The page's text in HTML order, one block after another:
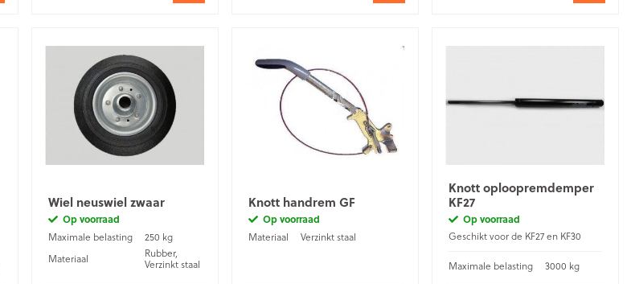
Wiel neuswiel zwaar
Op voorraad
Maximale belasting
250 kg
Materiaal
Rubber,
Verzinkt staal
Knott handrem GF
Op voorraad
Materiaal
Verzinkt staal
Knott oploopremdemper
KF27
Op voorraad
Geschikt voor de KF27 en KF30
Maximale belasting 3000 kg